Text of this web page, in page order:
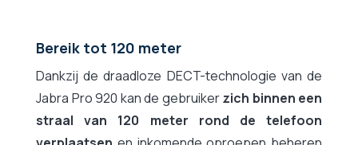
Bereik tot 120 meter
Dankzij de draadloze DECT-technologie van de
Jabra Pro 920 kan de gebruikerzich binnen een
straal van 120 meter rond de telefoon